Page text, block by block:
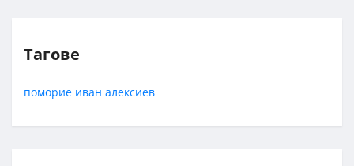
Тагове
поморие иван алексиев